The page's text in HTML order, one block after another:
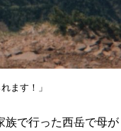
ます！」
族で行った西岳で母が